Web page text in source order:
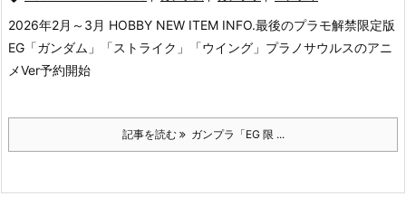
2026年2月～3月 HOBBY NEW ITEM INFO.最後のプラモ解禁限定版
EG「ガンダム」「ストライク」「ウイング」 プラノサウルスのアニ
メVer予約開始
記事を読む ガンプラ「EG 限 ...